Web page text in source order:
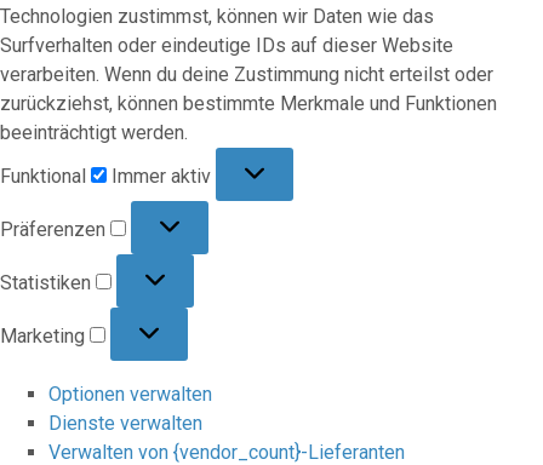
Technologien zustimmst, können wir Daten wie das
Surfverhalten oder eindeutige IDs auf dieser Website
verarbeiten. Wenn du deine Zustimmung nicht erteilst oder
zurückziehst, können bestimmte Merkmale und Funktionen
beeinträchtigt werden.
Funktional
Immer aktiv
Präferenzen
Statistiken
Marketing
Optionen verwalten
Dienste verwalten
Verwalten von {vendor_count}-Lieferanten